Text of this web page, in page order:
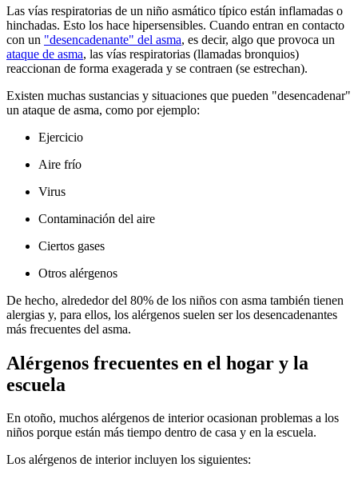
Las vías respiratorias de un niño asmático típico están inflamadas o
hinchadas. Esto los hace hipersensibles. Cuando entran en contacto
con un "desencadenante" del asma, es decir, algo que provoca un
ataque de asma, las vías respiratorias (llamadas bronquios)
reaccionan de forma exagerada y se contraen (se estrechan).
Existen muchas sustancias y situaciones que pueden "desencadenar"
un ataque de asma, como por ejemplo:
Ejercicio
Aire frío
Virus
Contaminación del aire
Ciertos gases
Otros alérgenos
De hecho, alrededor del 8​0% de los niños con asma también tienen
alergias y, para ellos, los alérgenos suelen ser los desencadenantes
más frecuentes del asma.
Alérgenos frecuentes en el hogar y la
escuela
En otoño, muchos alérgenos de interior ocasionan problemas a los
niños porque están más tiempo dentro de casa y en la escuela.
Los alérgenos de interior incluyen los siguientes: